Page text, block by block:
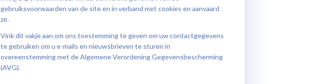
gebruiksvoorwaardenvan de site en in verband metcookiesen aanvaard
ze.
Vink dit vakje aan om ons toestemming te geven om uw contactgegevens
te gebruiken om u e-mails en nieuwsbrieven te sturen in
overeenstemming met de Algemene Verordening Gegevensbescherming
(AVG).